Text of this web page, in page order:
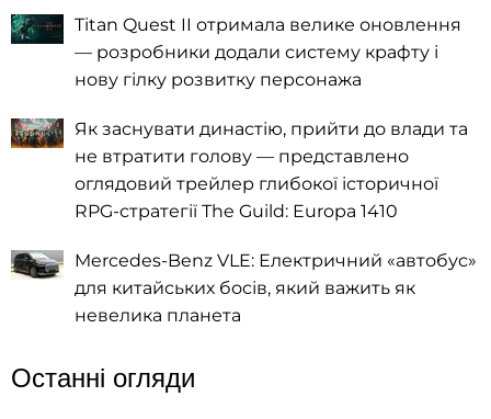
Titan Quest II отримала велике оновлення
— розробники додали систему крафту і
нову гілку розвитку персонажа
Як заснувати династію, прийти до влади та
не втратити голову — представлено
оглядовий трейлер глибокої історичної
RPG-стратегії The Guild: Europa 1410
Mercedes-Benz VLE: Електричний «автобус»
для китайських босів, який важить як
невелика планета
Останні огляди